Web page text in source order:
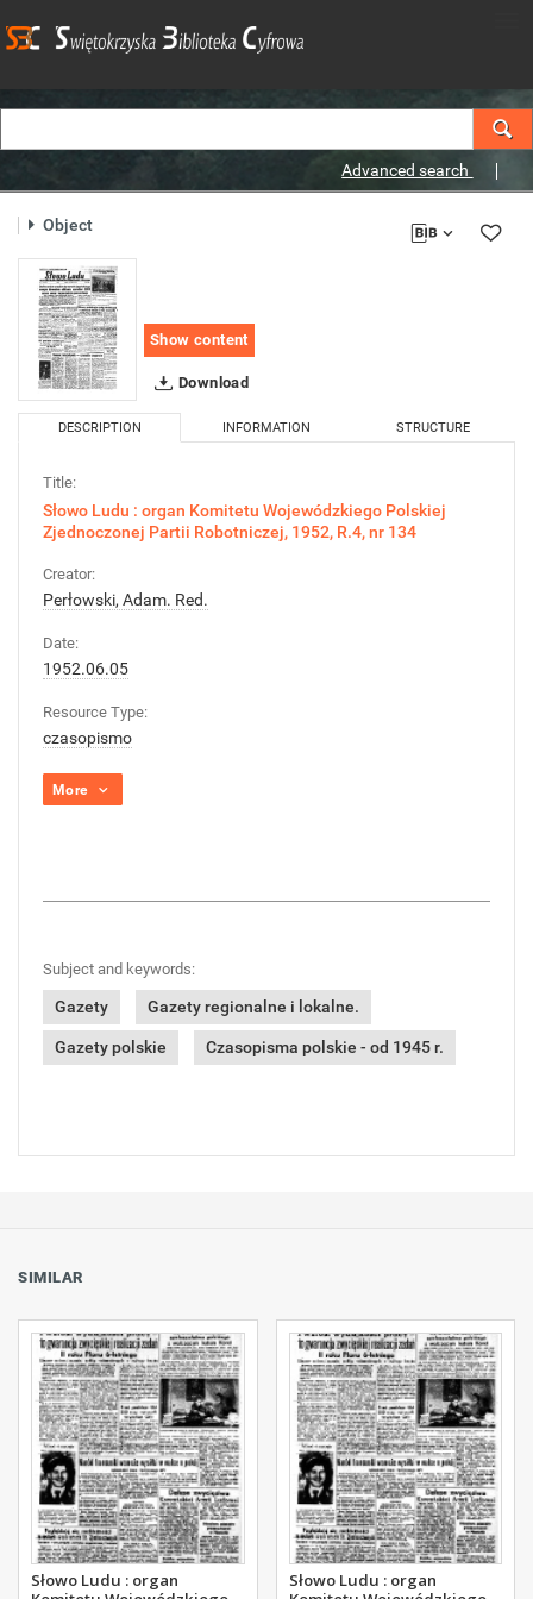
Advanced search
Object
Show content
Download
DESCRIPTION INFORMATION STRUCTURE
Title:
Słowo Ludu : organ Komitetu Wojewódzkiego Polskiej
Zjednoczonej Partii Robotniczej, 1952, R.4, nr 134
Creator:
Perłowski, Adam. Red.
Date:
1952.06.05
Resource Type:
czasopismo
More
Subject and keywords:
Gazety Gazety regionalne i lokalne.
Gazety polskie Czasopisma polskie - od 1945 r.
SIMILAR
Słowo Ludu : organ
Słowo Ludu : organ